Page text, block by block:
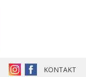
KONTAKT